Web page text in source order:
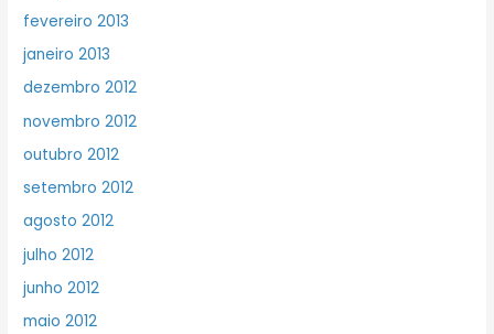
fevereiro 2013
janeiro 2013
dezembro 2012
novembro 2012
outubro 2012
setembro 2012
agosto 2012
julho 2012
junho 2012
maio 2012